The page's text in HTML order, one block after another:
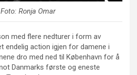
Foto: Ronja Omar
med flere nedturer i form av
endelig action igjen for damene i
dro med ned til København for å
Danmarks første og eneste